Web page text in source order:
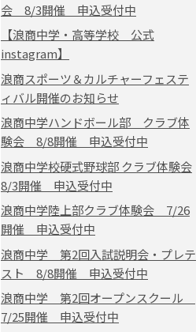
会 8/3開催 申込受付中
【浪商中学・高等学校 公式
instagram】
浪商スポーツ＆カルチャーフェステ
ィバル開催のお知らせ
浪商中学ハンドボール部 クラブ体
験会 8/8開催 申込受付中
浪商中学校硬式野球部 クラブ体験会
8/3開催 申込受付中
浪商中学陸上部クラブ体験会 7/26
開催 申込受付中
浪商中学 第2回入試説明会・プレテ
スト 8/8開催 申込受付中
浪商中学 第2回オープンスクール
7/25開催 申込受付中